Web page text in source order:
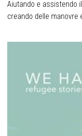
Aiutando e assistendo
creando delle manovre